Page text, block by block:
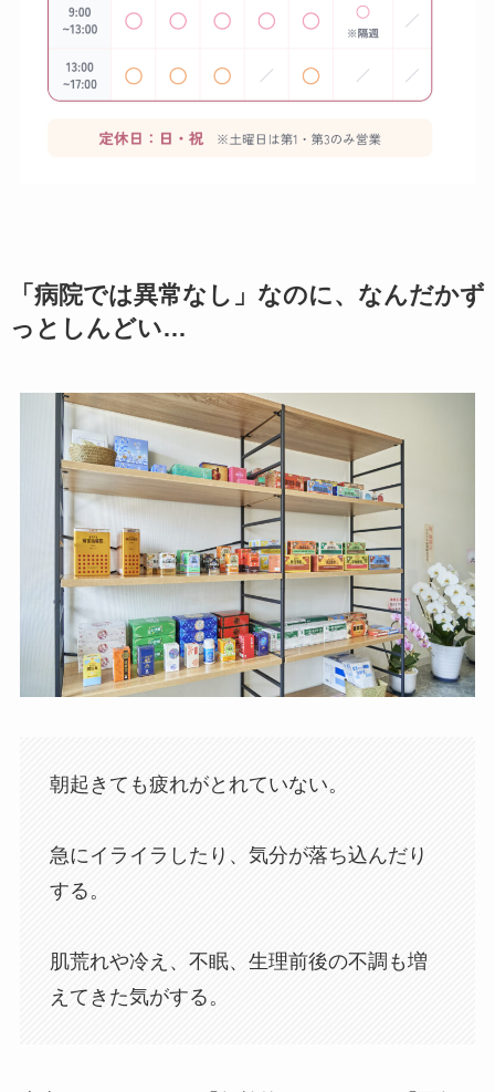
「病院では異常なし」なのに、なんだかず
っとしんどい…
朝起きても疲れがとれていない。
急にイライラしたり、気分が落ち込んだり
する。
肌荒れや冷え、不眠、生理前後の不調も増
えてきた気がする。